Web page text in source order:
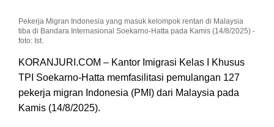
Pekerja Migran Indonesia yang masuk kelompok rentan di Malaysia
tiba di Bandara Internasional Soekarno-Hatta pada Kamis (14/8/2025) -
foto: Ist.
KORANJURI.COM – Kantor Imigrasi Kelas I Khusus
TPI Soekarno-Hatta memfasilitasi pemulangan 127
pekerja migran Indonesia (PMI) dari Malaysia pada
Kamis (14/8/2025).